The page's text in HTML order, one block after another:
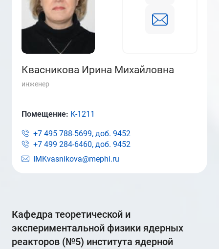
Квасникова Ирина Михайловна
инженер
IMKvasnikova@mephi.ru
Помещение: К-1211
+7 495 788-5699, доб. 9452
+7 499 284-6460, доб. 9452
кафедра теоретической и
экспериментальной физики ядерных
реакторов (№5) института ядерной